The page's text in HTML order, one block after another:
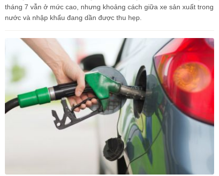
tháng 7 vẫn ở mức cao, nhưng khoảng cách giữa xe sản xuất trong
nước và nhập khẩu đang dần được thu hẹp.